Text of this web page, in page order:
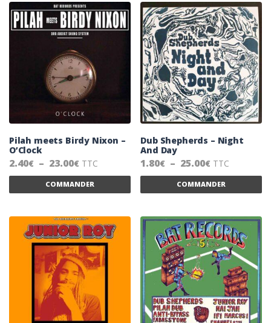
Pilah meets Birdy Nixon –
O’Clock
2.40€ – 23.00€ Plage de prix : 2.40€ à 23.00€
TTC
COMMANDER
Ce produit a plusieurs variations. Les
Dub Shepherds – Night
And Day
1.80€ – 25.00€ Plage de
TTC
COMMANDER